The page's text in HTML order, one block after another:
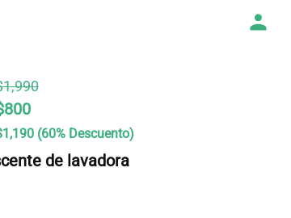
(60% Descuento)
de lavadora